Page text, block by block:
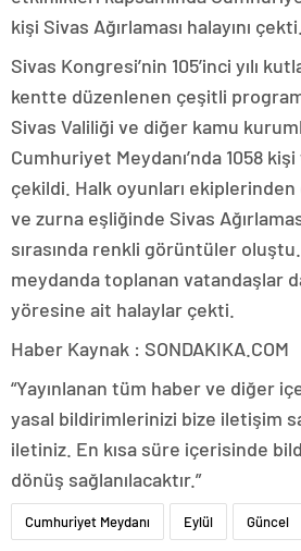
kişi Sivas Ağırlaması halayını çekti.
Sivas Kongresi’nin 105’inci yılı
kentte düzenlenen çeşitli
Sivas Valiliği ve diğer kamu
Cumhuriyet Meydanı’nda 1058
çekildi. Halk oyunları
ve zurna eşliğinde Sivas
sırasında renkli görüntüler oluştu.
meydanda toplanan vatandaşlar
yöresine ait halaylar çekti.
Haber Kaynak : SONDAKIKA.COM
“Yayınlanan tüm haber ve diğer
yasal bildirimlerinizi bize iletişim
iletiniz. En kısa süre içerisinde
dönüş sağlanılacaktır.”
Cumhuriyet Meydanı Eylül Güncel